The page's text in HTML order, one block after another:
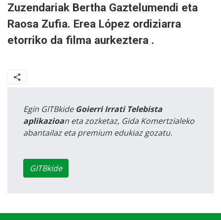
Zuzendariak Bertha Gaztelumendi eta
Raosa Zufia. Erea López ordiziarra
etorriko da filma aurkeztera .
Egin GITBkide Goierri Irrati Telebista
aplikazioan eta zozketaz, Gida Komertzialeko
abantailaz eta premium edukiaz gozatu.
GITBkide